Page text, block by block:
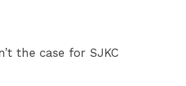
the case for SJKC